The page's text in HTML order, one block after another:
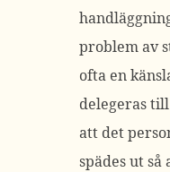
problem av
ofta en
delegeras
att det
spädes ut